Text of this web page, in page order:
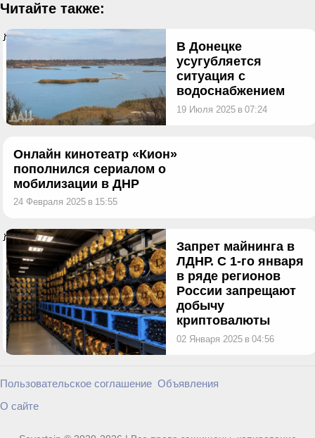
Читайте также:
}
В Донецке
усугубляется
ситуация с
водоснабжением
19 Июля 2025 в 07:24
Онлайн кинотеатр «Кион»
пополнился сериалом о
мобилизации в ДНР
24 Февраля 2025 в 15:55
}
Запрет майнинга в
ЛДНР. С 1-го января
в ряде регионов
России запрещают
добычу
криптовалюты
02 Января 2025 в 04:56
Пользовательское соглашение
О сайте
Объявления